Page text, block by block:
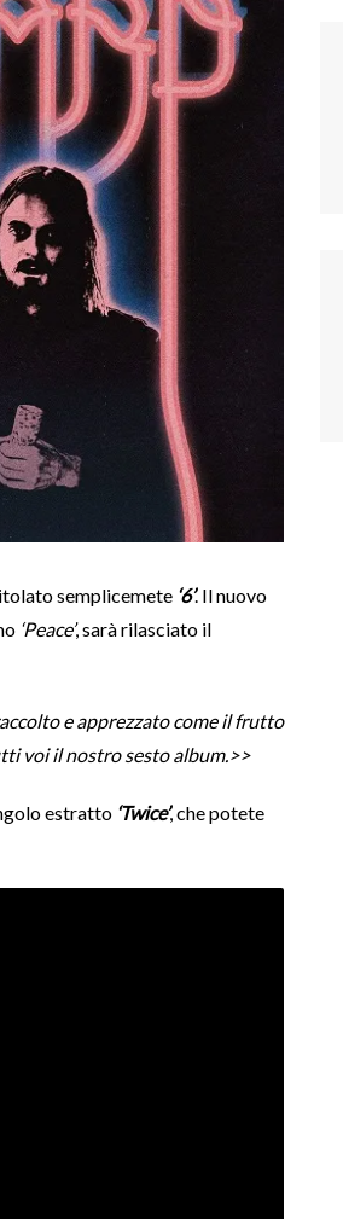
semplicemete ‘6’. Il nuovo
‘Peace’, sarà rilasciato il
e apprezzato come il frutto
voi il nostro sesto album.>>
estratto ‘Twice’, che potete